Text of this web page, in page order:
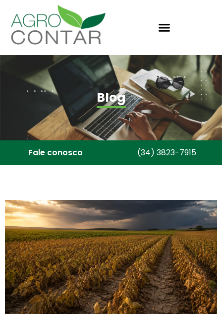
Blog
Fale conosco (34) 3823-7915